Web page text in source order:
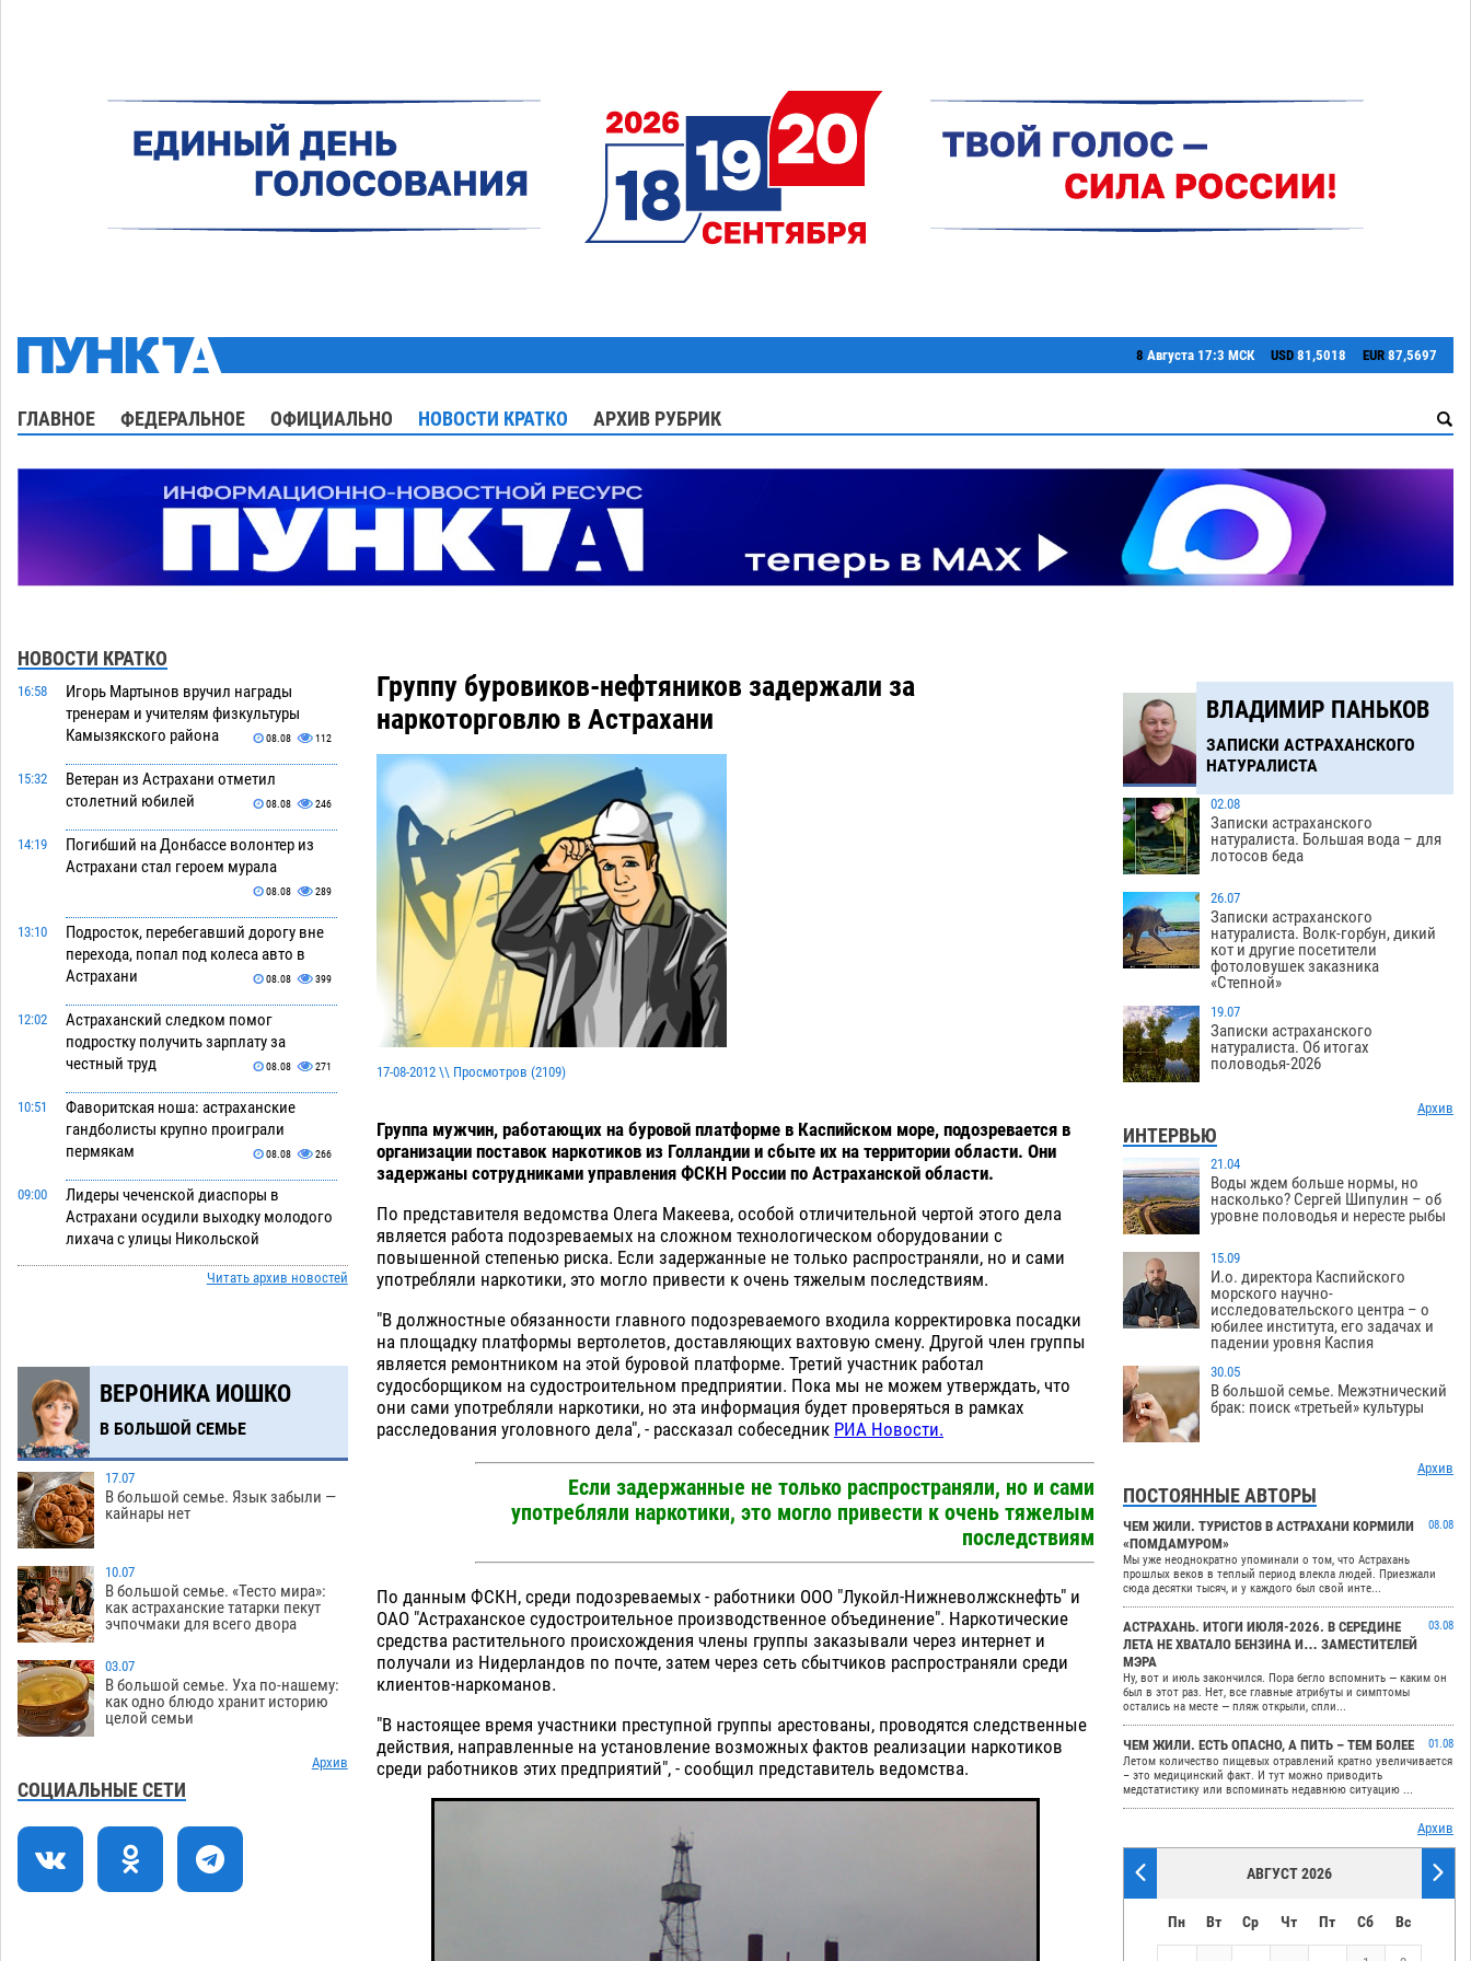
8 Августа 17:3 МСК USD 81,5018 EUR 87,5697
ГЛАВНОЕ ФЕДЕРАЛЬНОЕ ОФИЦИАЛЬНО НОВОСТИ КРАТКО АРХИВ РУБРИК
НОВОСТИ КРАТКО
16:58
Игорь Мартынов вручил награды
тренерам и учителям физкультуры
Камызякского района
08.08 112
15:32
Ветеран из Астрахани отметил
столетний юбилей
08.08 246
14:19
Погибший на Донбассе волонтер из
Астрахани стал героем мурала
08.08 289
13:10
Подросток, перебегавший дорогу вне
перехода, попал под колеса авто в
Астрахани
08.08 399
12:02
Астраханский следком помог
подростку получить зарплату за
честный труд
08.08 271
10:51
Фаворитская ноша: астраханские
гандболисты крупно проиграли
пермякам
08.08 266
09:00
Лидеры чеченской диаспоры в
Астрахани осудили выходку молодого
лихача с улицы Никольской
08.08 643
17:09
Астраханский котлован с мусором
угрожает плодородию Харабалинского
района
16:24
Игорь Редькин проинспектировал
коммунальную готовность
астраханского земельного массива
для льготников
15:28
Тяга к сверхскоростям обошлась
астраханской логистической
компании в 400 тысяч рублей
14:44
Астраханские кутилы сменили барные
стойки на полицейские дежурки
14:09
С 11 августа астраханские водоемы
кубов
13:29
Астраханский аэропорт попробует
отбиться от ворон в апелляционном
Читать архив новостей
ВЕРОНИКА ИОШКО
В БОЛЬШОЙ СЕМЬЕ
17.07
В большой семье. Язык забыли —
кайнары нет
10.07
В большой семье. «Тесто мира»:
как астраханские татарки пекут
эчпочмаки для всего двора
03.07
В большой семье. Уха по-нашему:
как одно блюдо хранит историю
целой семьи
Архив
СОЦИАЛЬНЫЕ СЕТИ
Группу буровиков-нефтяников задержали за
наркоторговлю в Астрахани
17-08-2012 \\ Просмотров (2109)
Группа мужчин, работающих на буровой платформе в Каспийском море, подозревается в
организации поставок наркотиков из Голландии и сбыте их на территории области. Они
задержаны сотрудниками управления ФСКН России по Астраханской области.
По представителя ведомства Олега Макеева, особой отличительной чертой этого дела
является работа подозреваемых на сложном технологическом оборудовании с
повышенной степенью риска. Если задержанные не только распространяли, но и сами
употребляли наркотики, это могло привести к очень тяжелым последствиям.
"В должностные обязанности главного подозреваемого входила корректировка посадки
на площадку платформы вертолетов, доставляющих вахтовую смену. Другой член группы
является ремонтником на этой буровой платформе. Третий участник работал
судосборщиком на судостроительном предприятии. Пока мы не можем утверждать, что
они сами употребляли наркотики, но эта информация будет проверяться в рамках
расследования уголовного дела", - рассказал собеседник РИА Новости.
Если задержанные не только распространяли, но и сами
употребляли наркотики, это могло привести к очень тяжелым
последствиям
По данным ФСКН, среди подозреваемых - работники ООО "Лукойл-Нижневолжскнефть" и
ОАО "Астраханское судостроительное производственное объединение". Наркотические
средства растительного происхождения члены группы заказывали через интернет и
получали из Нидерландов по почте, затем через сеть сбытчиков распространяли среди
клиентов-наркоманов.
"В настоящее время участники преступной группы арестованы, проводятся следственные
действия, направленные на установление возможных фактов реализации наркотиков
среди работников этих предприятий", - сообщил представитель ведомства.
ВЛАДИМИР ПАНЬКОВ
ЗАПИСКИ АСТРАХАНСКОГО
НАТУРАЛИСТА
02.08
Записки астраханского
натуралиста. Большая вода – для
лотосов беда
26.07
Записки астраханского
натуралиста. Волк-горбун, дикий
кот и другие посетители
фотоловушек заказника
«Степной»
19.07
Записки астраханского
натуралиста. Об итогах
половодья-2026
Архив
ИНТЕРВЬЮ
21.04
Воды ждем больше нормы, но
насколько? Сергей Шипулин – об
уровне половодья и нересте рыбы
15.09
И.о. директора Каспийского
морского научно-
исследовательского центра – о
юбилее института, его задачах и
падении уровня Каспия
30.05
В большой семье. Межэтнический
брак: поиск «третьей» культуры
Архив
ПОСТОЯННЫЕ АВТОРЫ
ЧЕМ ЖИЛИ. ТУРИСТОВ В АСТРАХАНИ КОРМИЛИ
«ПОМДАМУРОМ»
08.08
Мы уже неоднократно упоминали о том, что Астрахань
прошлых веков в теплый период влекла людей. Приезжали
сюда десятки тысяч, и у каждого был свой инте...
АСТРАХАНЬ. ИТОГИ ИЮЛЯ-2026. В СЕРЕДИНЕ
ЛЕТА НЕ ХВАТАЛО БЕНЗИНА И… ЗАМЕСТИТЕЛЕЙ
МЭРА
03.08
Ну, вот и июль закончился. Пора бегло вспомнить — каким он
был в этот раз. Нет, все главные атрибуты и симптомы
остались на месте — пляж открыли, спли...
ЧЕМ ЖИЛИ. ЕСТЬ ОПАСНО, А ПИТЬ – ТЕМ БОЛЕЕ
01.08
Летом количество пищевых отравлений кратно увеличивается
– это медицинский факт. И тут можно приводить
медстатистику или вспоминать недавнюю ситуацию ...
Архив
АВГУСТ 2026
Пн Вт Ср Чт Пт Сб Вс